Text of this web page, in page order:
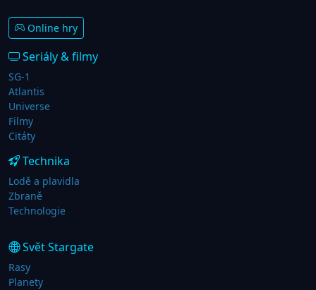
Online hry
Seriály & filmy
SG-1
Atlantis
Universe
Filmy
Citáty
Technika
Lodě a plavidla
Zbraně
Technologie
Svět Stargate
Rasy
Planety